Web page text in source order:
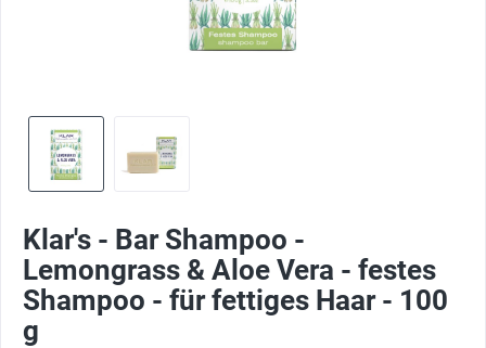
Klar's - Bar Shampoo -
Lemongrass & Aloe Vera - festes
Shampoo - für fettiges Haar - 100
g